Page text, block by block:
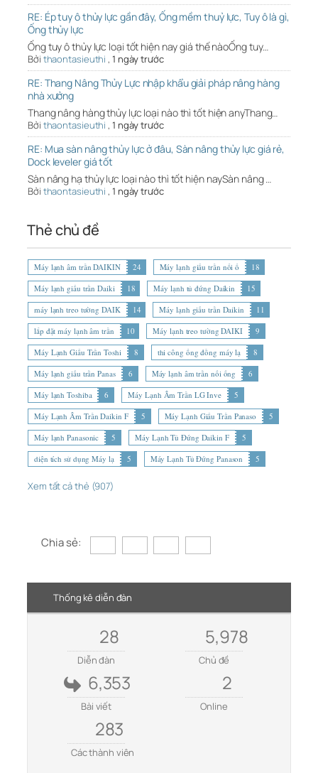
RE: Ép tuy ô thủy lực gần đây, Ống mềm thuỷ lực, Tuy ô là gì,
Ống thủy lực
Ống tuy ô thủy lực loại tốt hiện nay giá thế nàoỐng tuy…
Bởi thaontasieuthi , 1 ngày trước
RE: Thang Nâng Thủy Lực nhập khẩu giải pháp nâng hàng
nhà xưởng
Thang nâng hàng thủy lực loại nào thì tốt hiện anyThang…
Bởi thaontasieuthi , 1 ngày trước
RE: Mua sàn nâng thủy lực ở đâu, Sàn nâng thủy lực giá rẻ,
Dock leveler giá tốt
Sàn nâng hạ thủy lực loại nào thì tốt hiện naySàn nâng …
Bởi thaontasieuthi , 1 ngày trước
Thẻ chủ đề
Máy lạnh âm trần DAIKIN 24 Máy lạnh giấu trần nối ố
18
Máy lạnh giấu trần Daiki
18 Máy lạnh tủ đứng Daikin
15
máy lạnh treo tường DAIK
14 Máy lạnh giấu trần Daikin
11
lắp đặt máy lạnh âm trần
10 Máy lạnh treo tường DAIKI
9
Máy Lạnh Giấu Trần Toshi
8 thi công ống đồng máy lạ
8
Máy lạnh giấu trần Panas
6 Máy lạnh âm trần nối ống
6
Máy lạnh Toshiba
6 Máy Lạnh Âm Trần LG Inve
5
Máy Lạnh Âm Trần Daikin F
5 Máy Lạnh Giấu Trần Panaso
5
Máy lạnh Panasonic
5 Máy Lạnh Tủ Đứng Daikin F
5
diện tích sử dụng Máy lạ
5 Máy Lạnh Tủ Đứng Panason 5
Xem tất cả thẻ (907)
Chia sẻ:
Thống kê diễn đàn
28
Diễn đàn
5,978
Chủ đề
6,353
Bài viết
2
Online
283
Các thành viên